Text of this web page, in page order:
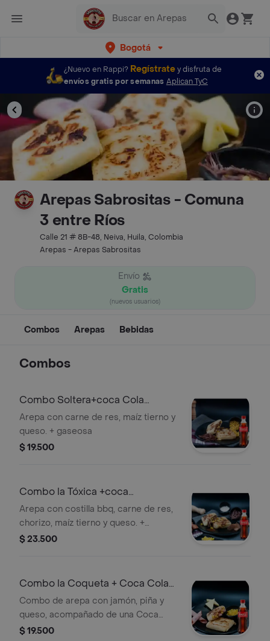
Bogotá
¿Nuevo en Rappi? Regístratey disfruta de
envíos gratis por semanas Aplican TyC
Arepas Sabrositas - Comuna
3 entre Ríos
Calle 21 # 8B-48, Neiva, Huila, Colombia
Arepas - Arepas Sabrositas
Envío
Gratis
(nuevos usuarios)
Combos Arepas Bebidas
Combos
Combo Soltera+coca Cola
Original 400ml
Arepa con carne de res, maíz tierno y
queso. + gaseosa
$ 19.500
Combo la Tóxica +coca
Colaoriginal 400ml
Arepa con costilla bbq, carne de res,
chorizo, maíz tierno y queso. +
gaseosa
$ 23.500
Combo la Coqueta + Coca Cola
Original 40
Combo de arepa con jamón, piña y
queso, acompañado de una Coca
Cola Original de 400 ml.
$ 19.500